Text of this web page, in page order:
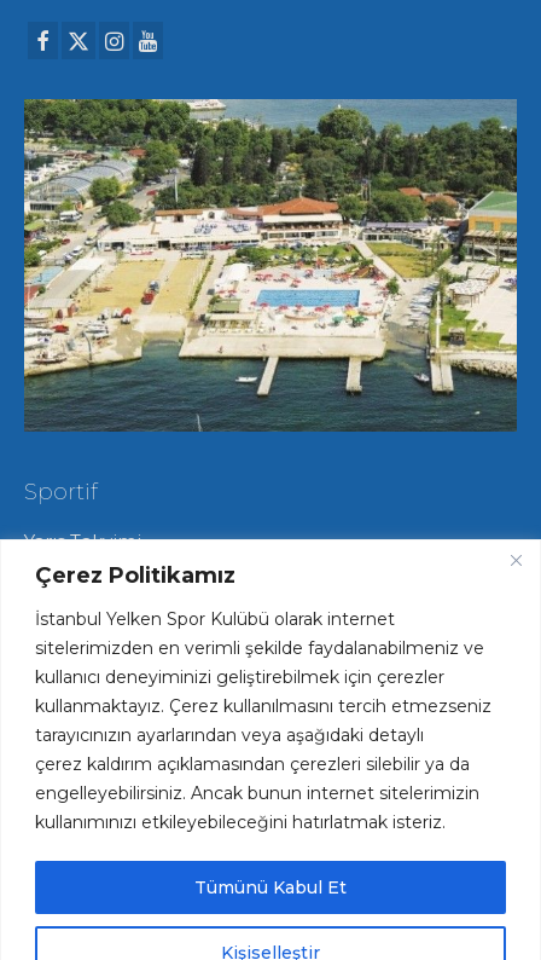
Çerez Politikamız
İstanbul Yelken Spor Kulübü olarak internet
sitelerimizden en verimli şekilde faydalanabilmeniz ve
kullanıcı deneyiminizi geliştirebilmek için çerezler
kullanmaktayız. Çerez kullanılmasını tercih etmezseniz
tarayıcınızın ayarlarından veya aşağıdaki detaylı
çerez kaldırım açıklamasından çerezleri silebilir ya da
engelleyebilirsiniz. Ancak bunun internet sitelerimizin
kullanımınızı etkileyebileceğini hatırlatmak isteriz.
Kişiselleştir
Tümünü Kabul Et
Sportif
Yarış Takvimi
Hareketli Salma Yarışları
Yat Yarışları
Radyo Yelken Yarışları
Lisans ve Vize İşlemleri
Tekne Park ve Çekek Hizmetlerimiz
Hızlı Erişim
Haftalık Spesiyal Menü
Plaj ve Havuz Fiyatları
Kulüp Forsumuz ve Logomuz
KVKK